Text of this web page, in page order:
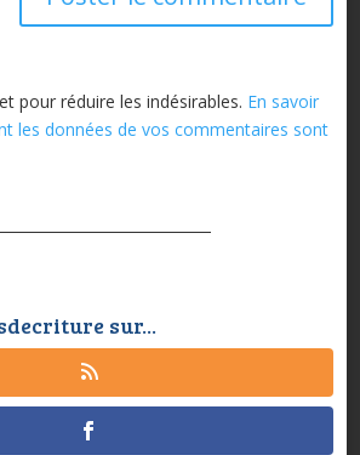
pour réduire les indésirables. En savoir
les données de vos commentaires sont
sur...